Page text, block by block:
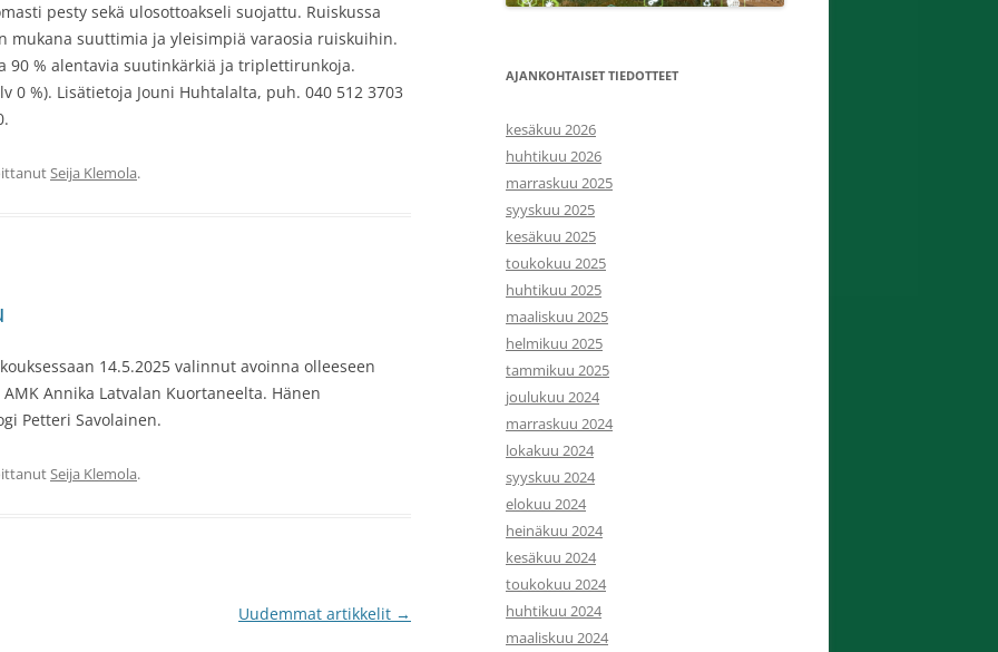
pesty sekä ulosottoakseli suojattu. Ruiskussa
mukana suuttimia ja yleisimpiä varaosia ruiskuihin.
90 % alentavia suutinkärkiä ja triplettirunkoja.
0 %). Lisätietoja Jouni Huhtalalta, puh. 040 512 3703
Seija Klemola.
14.5.2025 valinnut avoinna olleeseen
Annika Latvalan Kuortaneelta. Hänen
Petteri Savolainen.
Seija Klemola.
Uudemmat artikkelit →
AJANKOHTAISET TIEDOTTEET
kesäkuu 2026
huhtikuu 2026
marraskuu 2025
syyskuu 2025
kesäkuu 2025
toukokuu 2025
huhtikuu 2025
maaliskuu 2025
helmikuu 2025
tammikuu 2025
joulukuu 2024
marraskuu 2024
lokakuu 2024
syyskuu 2024
elokuu 2024
heinäkuu 2024
kesäkuu 2024
toukokuu 2024
huhtikuu 2024
maaliskuu 2024